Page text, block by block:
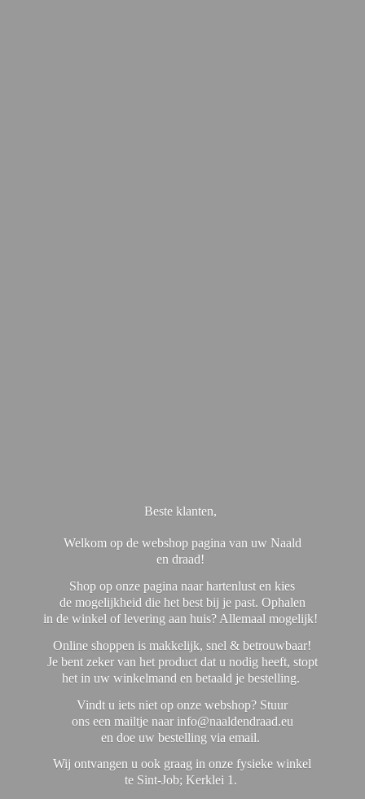
Beste klanten,
Welkom op de webshop pagina van uw Naald
en draad!
Shop op onze pagina naar hartenlust en kies
de mogelijkheid die het best bij je past. Ophalen
in de winkel of levering aan huis? Allemaal mogelijk!
Online shoppen is makkelijk, snel & betrouwbaar!
Je bent zeker van het product dat u nodig heeft, stopt
het in uw winkelmand en betaald je bestelling.
Vindt u iets niet op onze webshop? Stuur
ons een mailtje naar info@naaldendraad.eu
en doe uw bestelling via email.
Wij ontvangen u ook graag in onze fysieke winkel
te Sint-Job; Kerklei 1.